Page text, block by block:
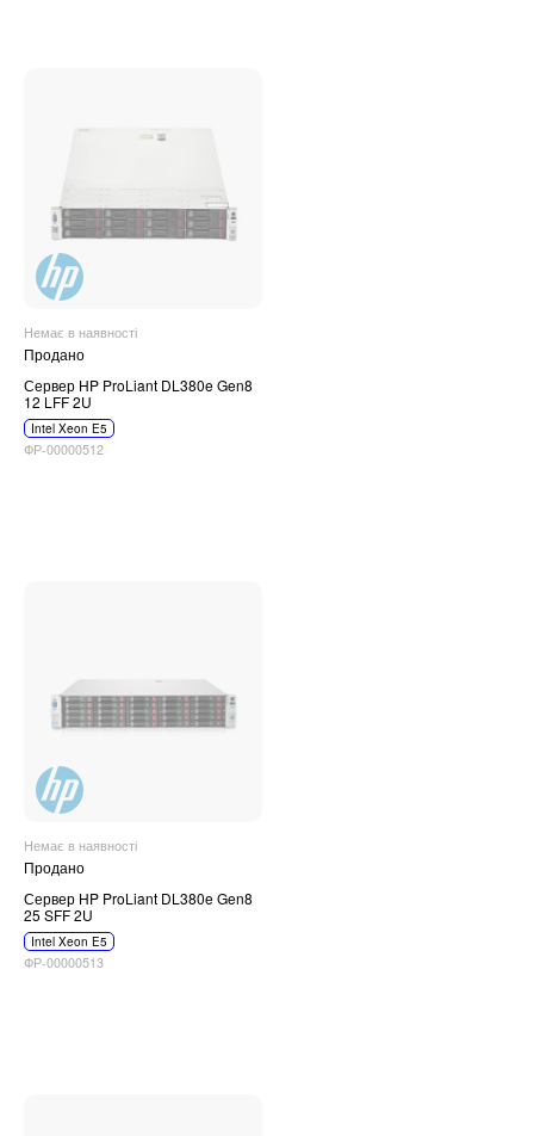
Немає в наявності
Продано
Сервер HP ProLiant DL380e Gen8
12 LFF 2U
Intel Xeon E5
ФР-00000512
Немає в наявності
Продано
Сервер HP ProLiant DL380e Gen8
25 SFF 2U
Intel Xeon E5
ФР-00000513